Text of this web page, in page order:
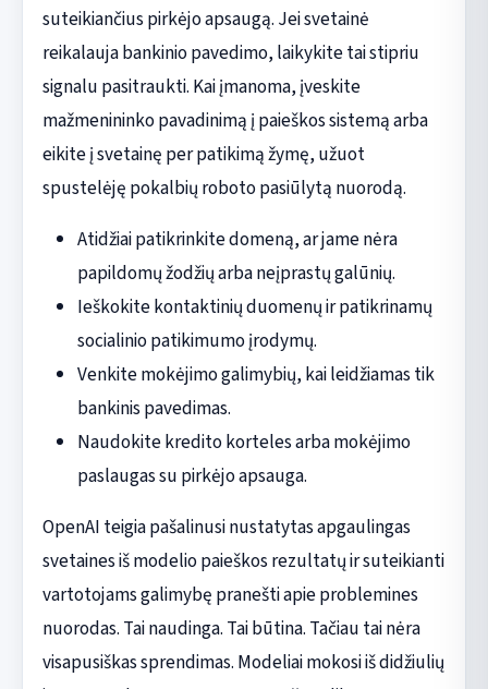
suteikiančius pirkėjo apsaugą. Jei svetainė
reikalauja bankinio pavedimo, laikykite tai stipriu
signalu pasitraukti. Kai įmanoma, įveskite
mažmenininko pavadinimą į paieškos sistemą arba
eikite į svetainę per patikimą žymę, užuot
spustelėję pokalbių roboto pasiūlytą nuorodą.
Atidžiai patikrinkite domeną, ar jame nėra
papildomų žodžių arba neįprastų galūnių.
Ieškokite kontaktinių duomenų ir patikrinamų
socialinio patikimumo įrodymų.
Venkite mokėjimo galimybių, kai leidžiamas tik
bankinis pavedimas.
Naudokite kredito korteles arba mokėjimo
paslaugas su pirkėjo apsauga.
OpenAI teigia pašalinusi nustatytas apgaulingas
svetaines iš modelio paieškos rezultatų ir suteikianti
vartotojams galimybę pranešti apie problemines
nuorodas. Tai naudinga. Tai būtina. Tačiau tai nėra
visapusiškas sprendimas. Modeliai mokosi iš didžiulių